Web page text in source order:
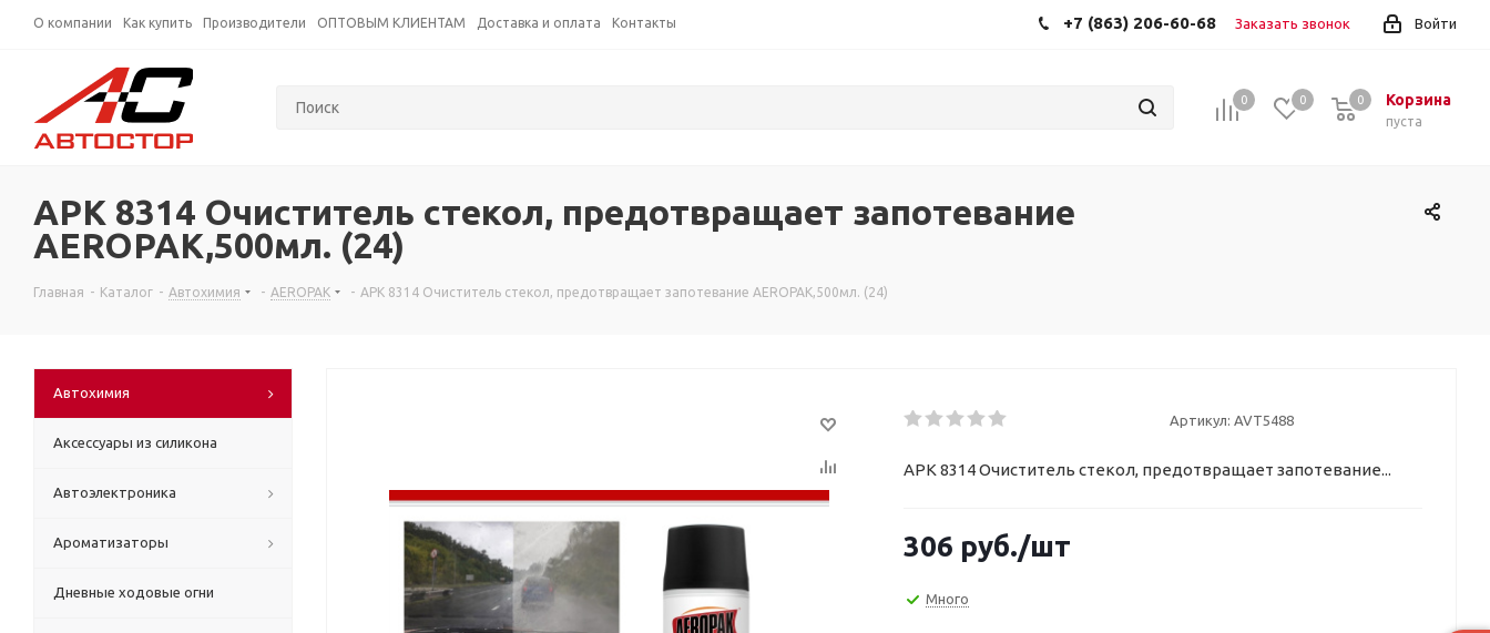
О компании Как купить Производители ОПТОВЫМ КЛИЕНТАМ Доставка и оплата Контакты Войти
+7 (863) 206-60-68 Заказать звонок
0 0 Корзина
пуста
0
APK 8314 Очиститель стекол, предотвращает запотевание
AEROPAK,500мл. (24)
Главная - Каталог - Автохимия - AEROPAK - APK 8314 Очиститель стекол, предотвращает запотевание AEROPAK,500мл. (24)
Артикул: AVT5488
APK 8314 Очиститель стекол, предотвращает запотевание...
306 руб./шт
Много
Автохимия
Аксессуары из силикона
Автоэлектроника
Ароматизаторы
Дневные ходовые огни